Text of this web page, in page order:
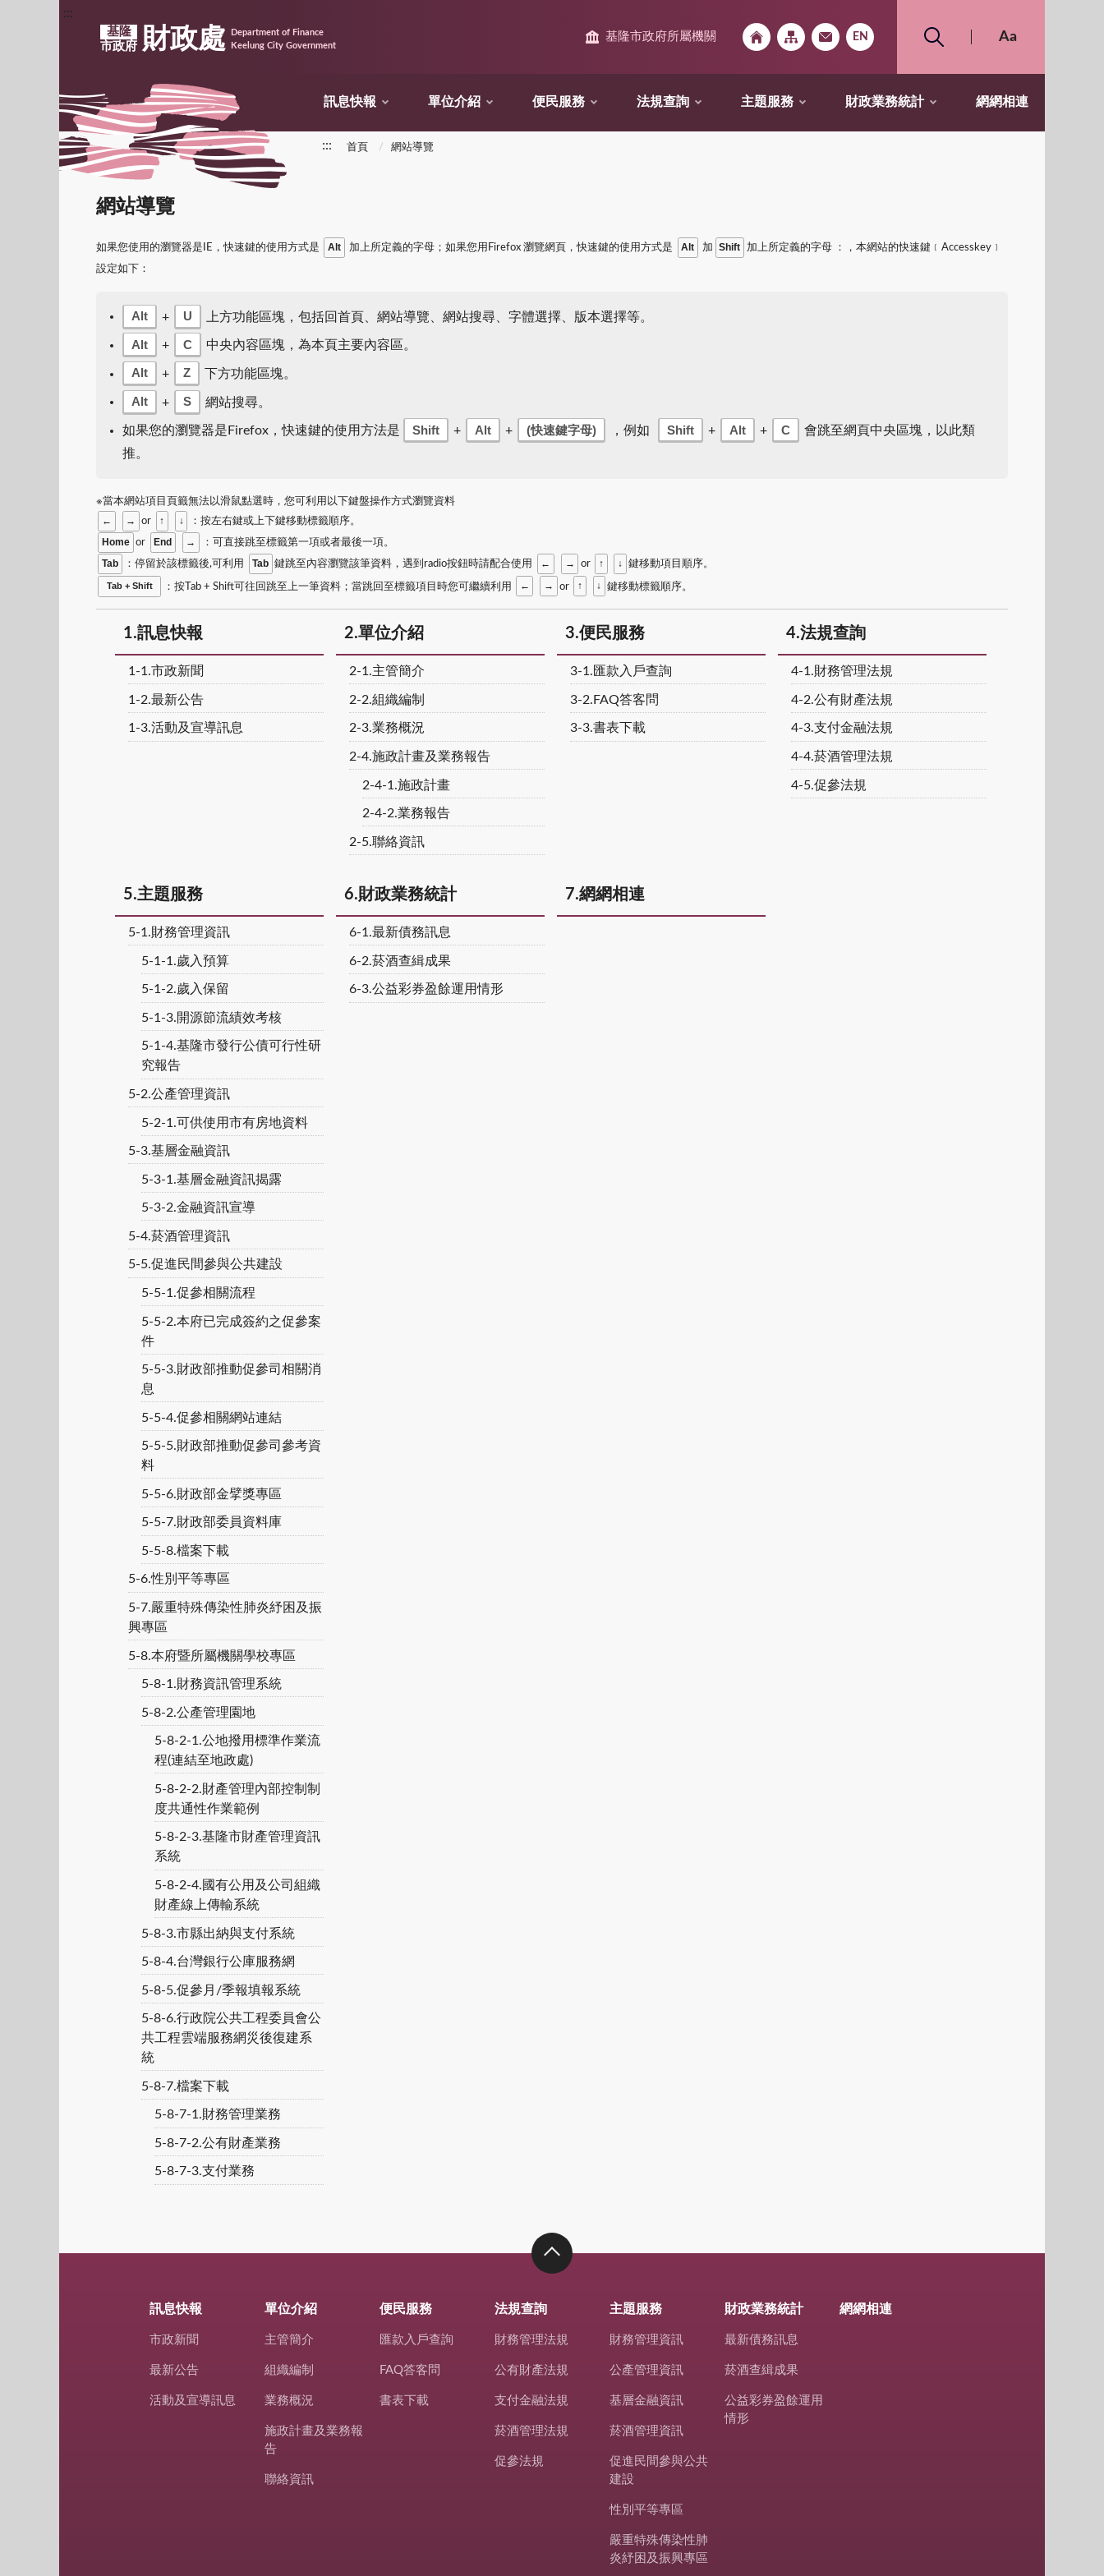
:::
基隆
市政府 財政處
Department of Finance
Keelung City Government
基隆市政府所屬機關
訊息快報 單位介紹 便民服務 法規查詢 主題服務 財政業務統計 網網相連
::: 首頁 網站導覽
網站導覽
如果您使用的瀏覽器是IE，快速鍵的使用方式是 Alt 加上所定義的字母；如果您用Firefox 瀏覽網頁，快速鍵的使用方式是 Alt 加 Shift
加上所定義的字母 ：，本網站的快速鍵﹝Accesskey﹞
設定如下：
Alt + U 上方功能區塊，包括回首頁、網站導覽、網站搜尋、字體選擇、版本選擇等。
Alt + C 中央內容區塊，為本頁主要內容區。
Alt + Z 下方功能區塊。
Alt + S 網站搜尋。
如果您的瀏覽器是Firefox，快速鍵的使用方法是 Shift + Alt + (快速鍵字母) ，例如 Shift + Alt + C
會跳至網頁中央區塊，以此類
推。
※當本網站項目頁籤無法以滑鼠點選時，您可利用以下鍵盤操作方式瀏覽資料
← → or ↑ ↓ ：按左右鍵或上下鍵移動標籤順序。
Home or End → ：可直接跳至標籤第一項或者最後一項。
Tab ：停留於該標籤後,可利用 Tab 鍵跳至內容瀏覽該筆資料，遇到radio按鈕時請配合使用 ← → or ↑ ↓ 鍵移動項目順序。
Tab + Shift ：按Tab + Shift可往回跳至上一筆資料；當跳回至標籤項目時您可繼續利用 ← → or ↑ ↓ 鍵移動標籤順序。
1.訊息快報
1-1.市政新聞
1-2.最新公告
1-3.活動及宣導訊息
2.單位介紹
2-1.主管簡介
2-2.組織編制
2-3.業務概況
2-4.施政計畫及業務報告
2-4-1.施政計畫
2-4-2.業務報告
2-5.聯絡資訊
3.便民服務
3-1.匯款入戶查詢
3-2.FAQ答客問
3-3.書表下載
4.法規查詢
4-1.財務管理法規
4-2.公有財產法規
4-3.支付金融法規
4-4.菸酒管理法規
4-5.促參法規
5.主題服務
5-1.財務管理資訊
5-1-1.歲入預算
5-1-2.歲入保留
5-1-3.開源節流績效考核
5-1-4.基隆市發行公債可行性研
究報告
5-2.公產管理資訊
5-2-1.可供使用市有房地資料
5-3.基層金融資訊
5-3-1.基層金融資訊揭露
5-3-2.金融資訊宣導
5-4.菸酒管理資訊
5-5.促進民間參與公共建設
5-5-1.促參相關流程
5-5-2.本府已完成簽約之促參案
件
5-5-3.財政部推動促參司相關消
息
5-5-4.促參相關網站連結
5-5-5.財政部推動促參司參考資
料
5-5-6.財政部金擘獎專區
5-5-7.財政部委員資料庫
5-5-8.檔案下載
5-6.性別平等專區
5-7.嚴重特殊傳染性肺炎紓困及振
興專區
5-8.本府暨所屬機關學校專區
5-8-1.財務資訊管理系統
5-8-2.公產管理園地
5-8-2-1.公地撥用標準作業流
程(連結至地政處)
5-8-2-2.財產管理內部控制制
度共通性作業範例
5-8-2-3.基隆市財產管理資訊
系統
5-8-2-4.國有公用及公司組織
財產線上傳輸系統
5-8-3.市縣出納與支付系統
5-8-4.台灣銀行公庫服務網
5-8-5.促參月/季報填報系統
5-8-6.行政院公共工程委員會公
共工程雲端服務網災後復建系
統
5-8-7.檔案下載
5-8-7-1.財務管理業務
5-8-7-2.公有財產業務
5-8-7-3.支付業務
6.財政業務統計
6-1.最新債務訊息
6-2.菸酒查緝成果
6-3.公益彩券盈餘運用情形
7.網網相連
訊息快報
市政新聞
最新公告
活動及宣導訊息
單位介紹
主管簡介
組織編制
業務概況
施政計畫及業務報
告
聯絡資訊
便民服務
匯款入戶查詢
FAQ答客問
書表下載
法規查詢
財務管理法規
公有財產法規
支付金融法規
菸酒管理法規
促參法規
主題服務
財務管理資訊
公產管理資訊
基層金融資訊
菸酒管理資訊
促進民間參與公共
建設
性別平等專區
嚴重特殊傳染性肺
炎紓困及振興專區
財政業務統計
最新債務訊息
菸酒查緝成果
公益彩券盈餘運用
情形
網網相連